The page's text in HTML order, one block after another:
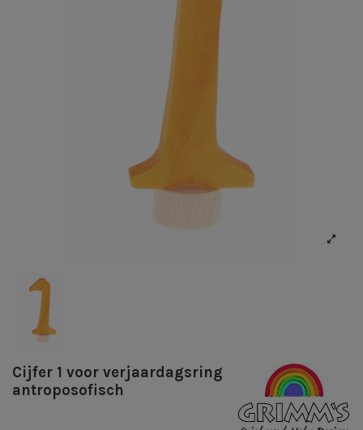
Cijfer 1 voor verjaardagsring
antroposofisch